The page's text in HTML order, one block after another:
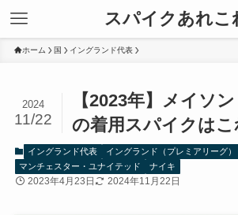
スパイクあれこ
ホーム 国 イングランド代表
【2023年】メイソ
の着用スパイクはこ
2024
11/22
イングランド代表 イングランド（プレミアリーグ）
マンチェスター・ユナイテッド
ナイキ
2023年4月23日 2024年11月22日